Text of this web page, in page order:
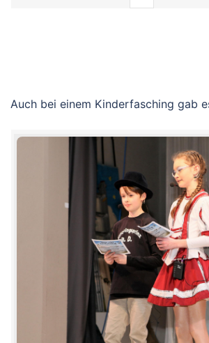
Auch bei einem Kinderfasching gab